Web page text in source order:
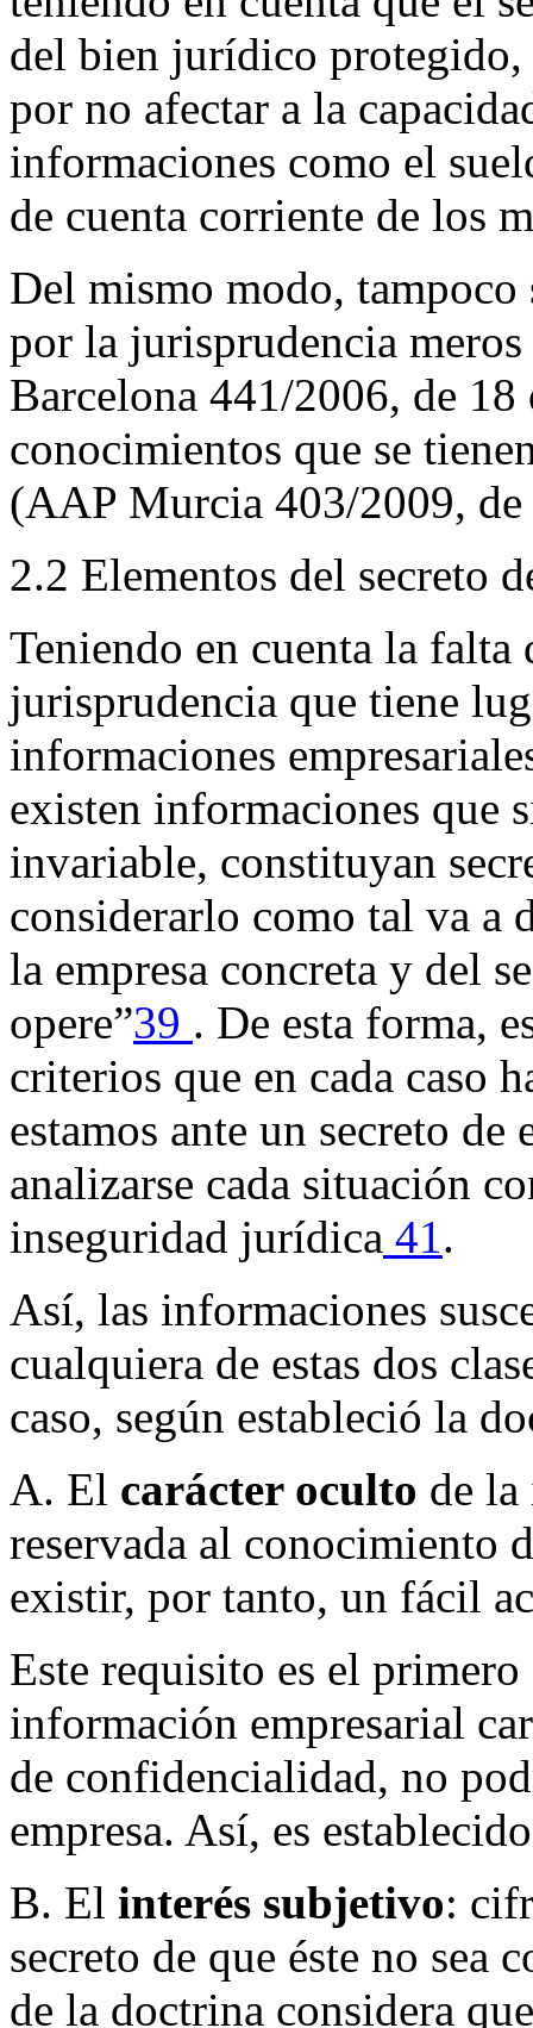
del bien jurídico protegido,
por no afectar a la
informaciones como el
de cuenta corriente de los
Del mismo modo, tampoco
por la jurisprudencia
Barcelona 441/2006, de
conocimientos que se
(AAP Murcia 403/2009,
2.2 Elementos del secreto
Teniendo en cuenta la
jurisprudencia que tiene
informaciones
existen informaciones que
invariable, constituyan
considerarlo como tal va a
la empresa concreta y del
opere”39 . De esta forma,
criterios que en cada caso
estamos ante un secreto
analizarse cada situación
inseguridad jurídica 41.
Así, las informaciones
cualquiera de estas dos
caso, según estableció la
A. El carácter oculto de la
reservada al conocimiento
existir, por tanto, un fácil
Este requisito es el
información empresarial
de confidencialidad, no
empresa. Así, es
B. El interés subjetivo:
secreto de que éste no sea
de la doctrina considera